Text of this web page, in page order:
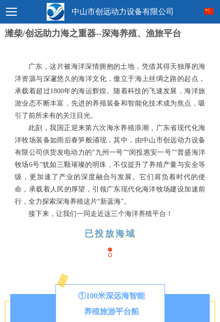
中山市创远动力设备有限公司
潍柴/创远助力海之重器--深海养殖、渔旅平台
广东，这片被海洋深情拥抱的土地，凭借其得天独厚的海
洋资源与深邃悠久的海洋文化，傲立于海上丝绸之路的起点，
承载着超过1800年的海运辉煌。随着科技的飞速发展，海洋旅
游业态不断丰富，先进的养殖装备和智能化技术成为焦点，吸
引了前所未有的关注目光。
此刻，我国正迎来第六次海水养殖浪潮，广东省现代化海
洋牧场装备如雨后春笋般涌现，其中，由中山市创远动力设备
有限公司供货发电动力的“九州一号”“闵投惠安一号”“普盛海洋
牧场6号”犹如三颗璀璨的明珠，不仅提升了养殖产量与安全等
级，更加速了产业的深度融合与发展。它们肩负着时代的使
命，承载着人民的厚望，引领广东现代化海洋牧场建设加速前
行，全力探索深海养殖这片“新蓝海”。
接下来，让我们一同走近这三个海洋养殖平台！
已投放海域
①100米深远海智能
养殖旅游平台船